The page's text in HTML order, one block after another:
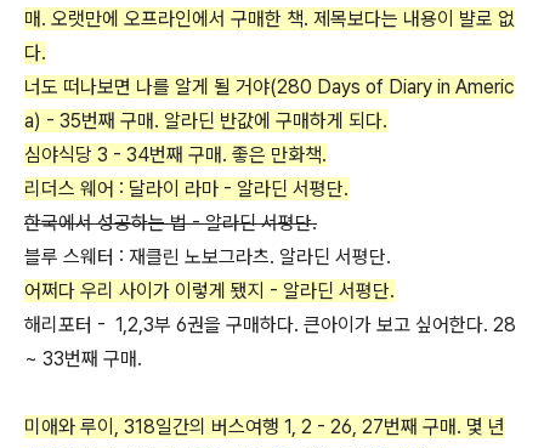
매. 오랫만에 오프라인에서 구매한 책. 제목보다는 내용이 뱔로 없
다.
너도 떠나보면 나를 알게 될 거야(280 Days of Diary in Americ
a) - 35번째 구매. 알라딘 반값에 구매하게 되다.
심야식당 3 - 34번째 구매. 좋은 만화책.
리더스 웨어 : 달라이 라마 - 알라딘 서평단.
한국에서 성공하는 법 - 알라딘 서평단.
블루 스웨터 : 재클린 노보그라츠. 알라딘 서평단.
어쩌다 우리 사이가 이렇게 됐지 - 알라딘 서평단.
해리포터 - 1,2,3부 6권을 구매하다. 큰아이가 보고 싶어한다. 28
~ 33번째 구매.
미애와 루이, 318일간의 버스여행 1, 2 - 26, 27번째 구매. 몇 년